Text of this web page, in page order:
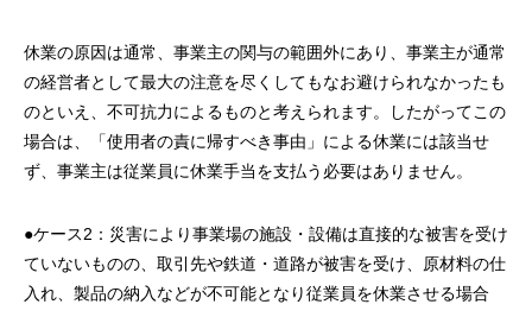
休業の原因は通常、事業主の関与の範囲外にあり、事業主が通常
の経営者として最大の注意を尽くしてもなお避けられなかったも
のといえ、不可抗力によるものと考えられます。したがってこの
場合は、「使用者の責に帰すべき事由」による休業には該当せ
ず、事業主は従業員に休業手当を支払う必要はありません。
●ケース2：災害により事業場の施設・設備は直接的な被害を受け
ていないものの、取引先や鉄道・道路が被害を受け、原材料の仕
入れ、製品の納入などが不可能となり従業員を休業させる場合